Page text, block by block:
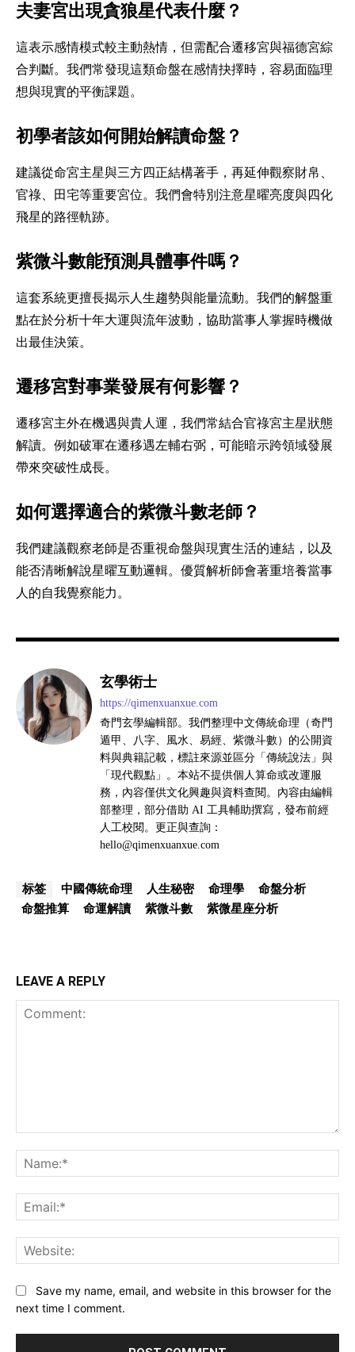
夫妻宮出現貪狼星代表什麼？
這表示感情模式較主動熱情，但需配合遷移宮與福德宮綜
合判斷。我們常發現這類命盤在感情抉擇時，容易面臨理
想與現實的平衡課題。
初學者該如何開始解讀命盤？
建議從命宮主星與三方四正結構著手，再延伸觀察財帛、
官祿、田宅等重要宮位。我們會特別注意星曜亮度與四化
飛星的路徑軌跡。
紫微斗數能預測具體事件嗎？
這套系統更擅長揭示人生趨勢與能量流動。我們的解盤重
點在於分析十年大運與流年波動，協助當事人掌握時機做
出最佳決策。
遷移宮對事業發展有何影響？
遷移宮主外在機遇與貴人運，我們常結合官祿宮主星狀態
解讀。例如破軍在遷移遇左輔右弼，可能暗示跨領域發展
帶來突破性成長。
如何選擇適合的紫微斗數老師？
我們建議觀察老師是否重視命盤與現實生活的連結，以及
能否清晰解說星曜互動邏輯。優質解析師會著重培養當事
人的自我覺察能力。
玄學術士
https://qimenxuanxue.com
奇門玄學編輯部。我們整理中文傳統命理（奇門
遁甲、八字、風水、易經、紫微斗數）的公開資
料與典籍記載，標註來源並區分「傳統說法」與
「現代觀點」。本站不提供個人算命或改運服
務，內容僅供文化興趣與資料查閱。內容由編輯
部整理，部分借助 AI 工具輔助撰寫，發布前經
人工校閱。更正與查詢：
hello@qimenxuanxue.com
标签 中國傳統命理 人生秘密 命理學
命盤分析
命盤推算
命運解讀 紫微斗數 紫微星座分析
LEAVE A REPLY
Save my name, email, and website in this browser for the
next time I comment.